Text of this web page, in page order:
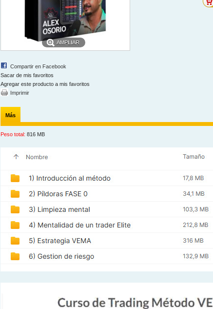
AMPLIAR
Compartir en Facebook
Sacar de mis favoritos
Agregar este producto a mis favoritos
Imprimir
Más
Peso total: 816 MB